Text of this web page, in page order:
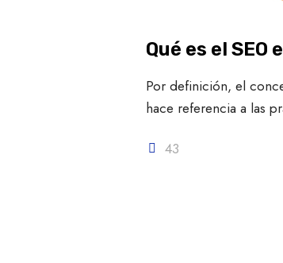
Qué es el
Por definición, el
hace referencia a las
43